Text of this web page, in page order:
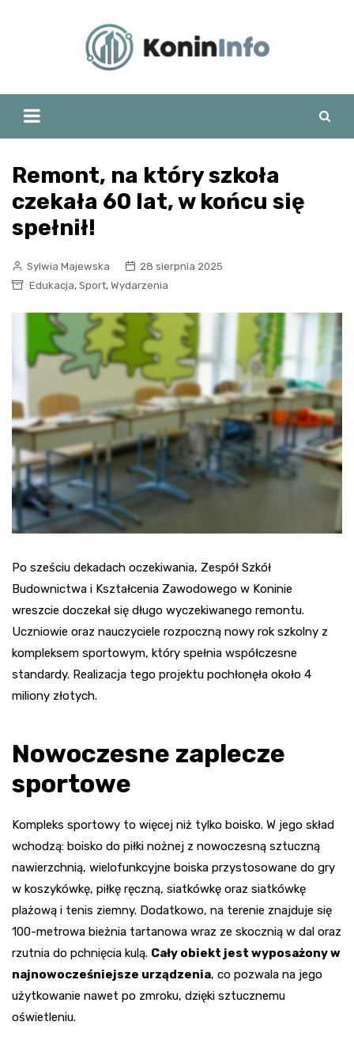
Remont, na który szkoła
czekała 60 lat, w końcu się
spełnił!
Sylwia Majewska
28 sierpnia 2025
Edukacja, Sport, Wydarzenia
Po sześciu dekadach oczekiwania, Zespół Szkół
Budownictwa i Kształcenia Zawodowego w Koninie
wreszcie doczekał się długo wyczekiwanego remontu.
Uczniowie oraz nauczyciele rozpoczną nowy rok szkolny z
kompleksem sportowym, który spełnia współczesne
standardy. Realizacja tego projektu pochłonęła około 4
miliony złotych.
Nowoczesne zaplecze
sportowe
Kompleks sportowy to więcej niż tylko boisko. W jego skład
wchodzą: boisko do piłki nożnej z nowoczesną sztuczną
nawierzchnią, wielofunkcyjne boiska przystosowane do gry
w koszykówkę, piłkę ręczną, siatkówkę oraz siatkówkę
plażową i tenis ziemny. Dodatkowo, na terenie znajduje się
100-metrowa bieżnia tartanowa wraz ze skocznią w dal oraz
rzutnia do pchnięcia kulą. Cały obiekt jest wyposażony w
najnowocześniejsze urządzenia, co pozwala na jego
użytkowanie nawet po zmroku, dzięki sztucznemu
oświetleniu.